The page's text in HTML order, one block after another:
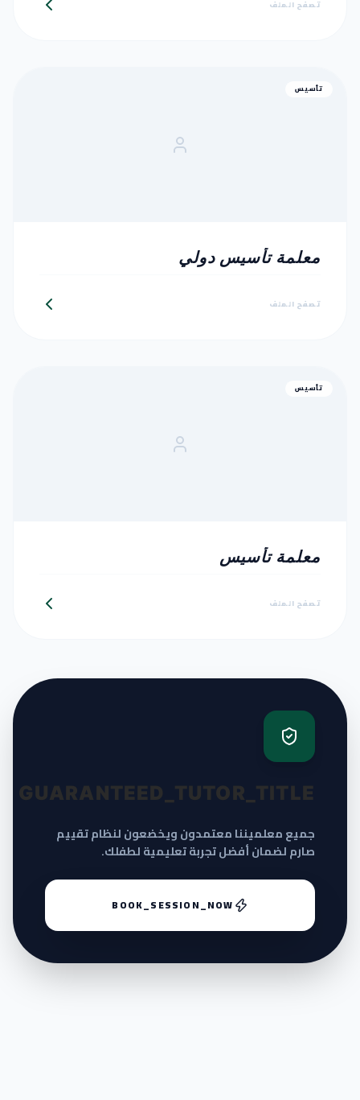
تصفح الملف
تأسيس
معلمة تأسيس دولي
تصفح الملف
تأسيس
معلمة تأسيس
تصفح الملف
GUARANTEED_TUTOR_TITLE
جميع معلميننا معتمدون ويخضعون لنظام تقييم
صارم لضمان أفضل تجربة تعليمية لطفلك.
BOOK_SESSION_NOW